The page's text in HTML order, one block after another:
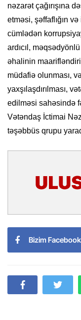
nəzarət çağırışına
etməsi, şəffaflığın
cümlədən
ardıcıl,
əhalinin
müdafiə olunması,
yaxşılaşdırılması,
edilməsi sahəsində
Vətəndaş İctimai
təşəbbüs qrupu
Bizim